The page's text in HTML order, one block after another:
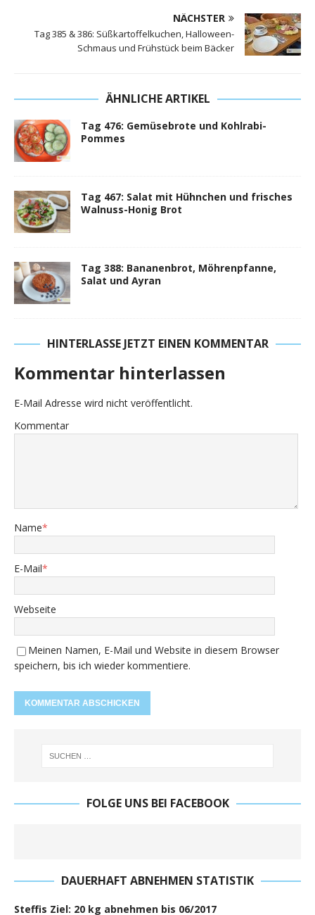
NÄCHSTER
Tag 385 & 386: Süßkartoffelkuchen, Halloween-
Schmaus und Frühstück beim Bäcker
ÄHNLICHE ARTIKEL
Tag 476: Gemüsebrote und Kohlrabi-
Pommes
Tag 467: Salat mit Hühnchen und frisches
Walnuss-Honig Brot
Tag 388: Bananenbrot, Möhrenpfanne,
Salat und Ayran
HINTERLASSE JETZT EINEN KOMMENTAR
Kommentar hinterlassen
E-Mail Adresse wird nicht veröffentlicht.
Kommentar
Name*
E-Mail*
Webseite
Meinen Namen, E-Mail und Website in diesem Browser
speichern, bis ich wieder kommentiere.
FOLGE UNS BEI FACEBOOK
DAUERHAFT ABNEHMEN STATISTIK
Steffis Ziel: 20 kg abnehmen bis 06/2017